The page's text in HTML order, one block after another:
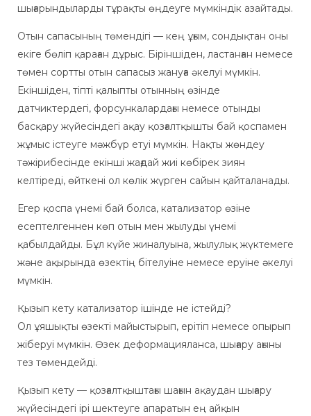
шығарындыларды тұрақты өңдеуге мүмкіндік азайтады.
Отын сапасының төмендігі — кең ұғым, сондықтан оны
екіге бөліп қараған дұрыс. Біріншіден, ластанған немесе
төмен сортты отын сапасыз жануға әкелуі мүмкін.
Екіншіден, тіпті қалыпты отынның өзінде
датчиктердегі, форсункалардағы немесе отынды
басқару жүйесіндегі ақау қозғалтқышты бай қоспамен
жұмыс істеуге мәжбүр етуі мүмкін. Нақты жөндеу
тәжірибесінде екінші жағдай жиі көбірек зиян
келтіреді, өйткені ол көлік жүрген сайын қайталанады.
Егер қоспа үнемі бай болса, катализатор өзіне
есептелгеннен көп отын мен жылуды үнемі
қабылдайды. Бұл күйе жиналуына, жылулық жүктемеге
және ақырында өзектің бітелуіне немесе еруіне әкелуі
мүмкін.
Қызып кету катализатор ішінде не істейді?
Ол ұяшықты өзекті майыстырып, ерітіп немесе опырып
жіберуі мүмкін. Өзек деформацияланса, шығару ағыны
тез төмендейді.
Қызып кету — қозғалтқыштағы шағын ақаудан шығару
жүйесіндегі ірі шектеуге апаратын ең айқын